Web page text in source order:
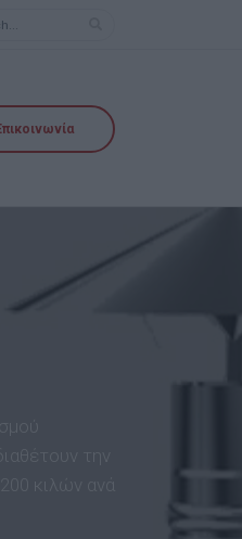
την
κιλών ανά